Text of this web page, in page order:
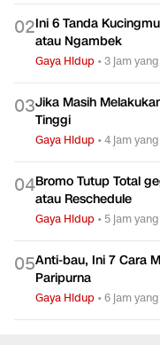
02Ini 6 Tanda
atau Ngambek
Gaya Hidup •3 jam
03Jika Masih
Tinggi
Gaya Hidup •4 jam
04Bromo Tutup Total
atau Reschedule
Gaya Hidup • 5 jam
05Anti-bau, Ini 7 Cara
Paripurna
Gaya Hidup •6 jam